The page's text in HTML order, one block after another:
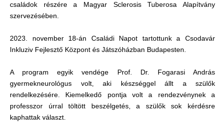
családok részére a Magyar Sclerosis Tuberosa Alapítvány
szervezésében.
2023. november 18-án Családi Napot tartottunk a Csodavár
Inkluziv Fejlesztő Központ és Játszóházban Budapesten.
A program egyik vendége Prof. Dr. Fogarasi András
gyermekneurológus volt, aki készséggel állt a szülők
rendelkezésére. Kiemelkedő pontja volt a rendezvénynek a
professzor úrral töltött beszélgetés, a szülők sok kérdésre
kaphattak választ.